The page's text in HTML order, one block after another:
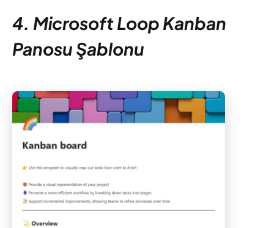
4. Microsoft Loop Kanban
Panosu Şablonu